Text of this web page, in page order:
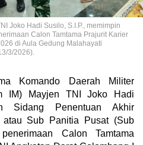
Joko Hadi Susilo, S.I.P., memimpin
Calon Tamtama Prajurit Karier
di Aula Gedung Malahayati
3/2026).
Komando Daerah Militer
IM) Mayjen TNI Joko Hadi
Sidang Penentuan Akhir
atau Sub Panitia Pusat (Sub
Calon Tamtama